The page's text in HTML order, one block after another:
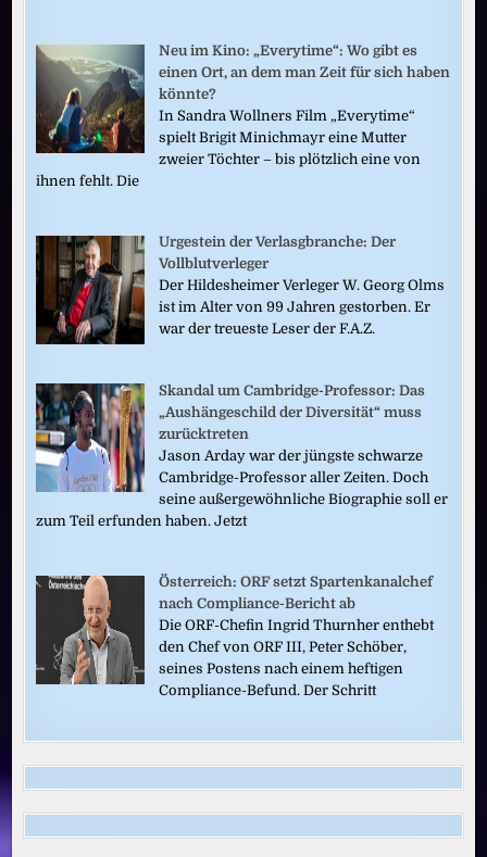
Neu im Kino: „Everytime“: Wo gibt es
einen Ort, an dem man Zeit für sich haben
könnte?
In Sandra Wollners Film „Everytime“
spielt Brigit Minichmayr eine Mutter
zweier Töchter – bis plötzlich eine von
ihnen fehlt. Die
Urgestein der Verlasgbranche: Der
Vollblutverleger
Der Hildesheimer Verleger W. Georg Olms
ist im Alter von 99 Jahren gestorben. Er
war der treueste Leser der F.A.Z.
Skandal um Cambridge-Professor: Das
„Aushängeschild der Diversität“ muss
zurücktreten
Jason Arday war der jüngste schwarze
Cambridge-Professor aller Zeiten. Doch
seine außergewöhnliche Biographie soll er
zum Teil erfunden haben. Jetzt
Österreich: ORF setzt Spartenkanalchef
nach Compliance-Bericht ab
Die ORF-Chefin Ingrid Thurnher enthebt
den Chef von ORF III, Peter Schöber,
seines Postens nach einem heftigen
Compliance-Befund. Der Schritt